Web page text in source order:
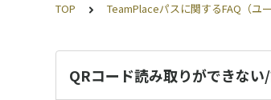
TOP TeamPlaceパスに関するFAQ（ユ
QRコード読み取りができない